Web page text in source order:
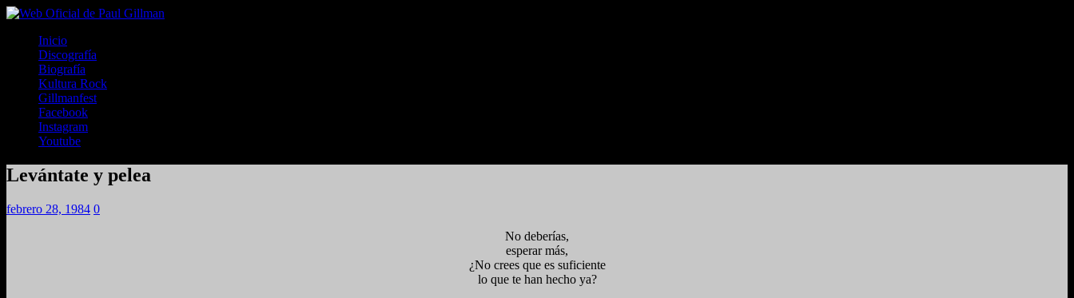
Inicio
Discografía
Biografía
Kultura Rock
Gillmanfest
Facebook
Instagram
Youtube
Levántate y pelea
febrero 28, 1984 0
No deberías,
esperar más,
¿No crees que es suficiente
lo que te han hecho ya?